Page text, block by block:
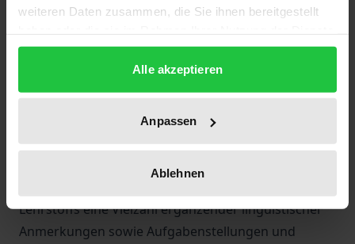
weiteren Daten zusammen, die Sie ihnen bereitgestellt
gesammelt haben.
Alle akzeptieren
Anpassen
Ablehnen
Rechtsbereiche erhält der Leser die Möglichkeit, sich
Die behandelten Materien erfassen die
Rechtsmethodik, das Verfassungsrecht, das
Strafrecht, das Bürgerliche Recht, das Handels- und
Gesellschaftsrecht und das Arbeitsrecht. Als Lehr-
und Arbeitsbuch mit Vokabelteilen und Übungen
Lehrstoffs eine Vielzahl ergänzender linguistischer
Anmerkungen sowie Aufgabenstellungen und